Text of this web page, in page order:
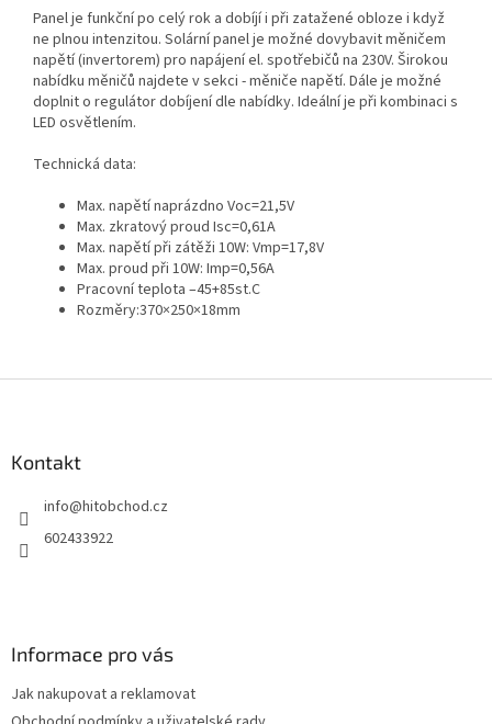
Panel je funkční po celý rok a dobíjí i při zatažené obloze i když
ne plnou intenzitou. Solární panel je možné dovybavit měničem
napětí (invertorem) pro napájení el. spotřebičů na 230V. Širokou
nabídku měničů najdete v sekci - měniče napětí. Dále je možné
doplnit o regulátor dobíjení dle nabídky. Ideální je při kombinaci s
LED osvětlením.
Technická data:
Max. napětí naprázdno Voc=21,5V
Max. zkratový proud Isc=0,61A
Max. napětí při zátěži 10W: Vmp=17,8V
Max. proud při 10W: Imp=0,56A
Pracovní teplota –45+85st.C
Rozměry:370×250×1­8mm
Kontakt
info@hitobchod.cz
602433922
Informace pro vás
Jak nakupovat a reklamovat